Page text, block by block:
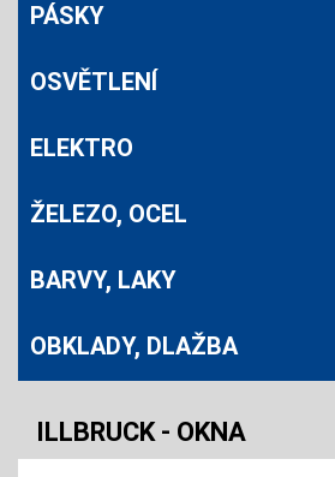
PÁSKY
OSVĚTLENÍ
ELEKTRO
ŽELEZO, OCEL
BARVY, LAKY
OBKLADY, DLAŽBA
ILLBRUCK - OKNA